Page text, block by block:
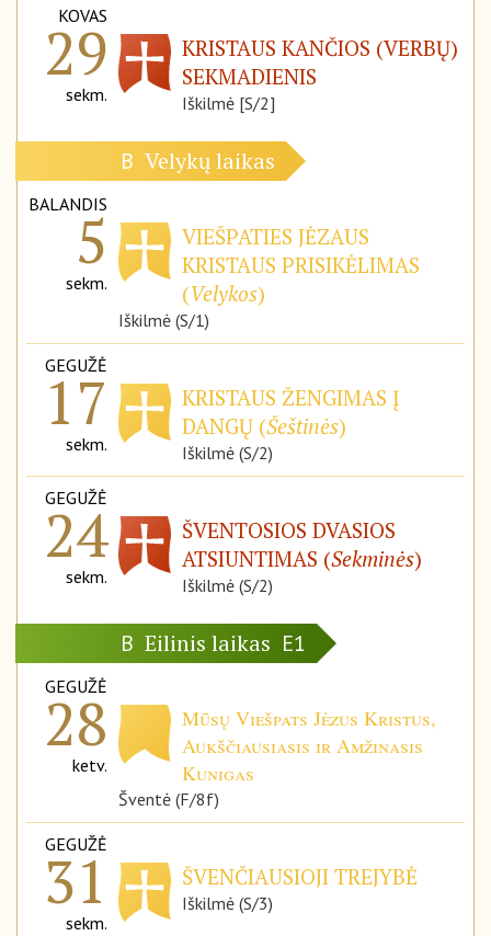
KOVAS
29
sekm.
KRISTAUS KANČIOS (VERBŲ)
SEKMADIENIS
Iškilmė [S/2]
B Velykų laikas
BALANDIS
5
sekm.
VIEŠPATIES JĖZAUS
KRISTAUS PRISIKĖLIMAS
(Velykos)
Iškilmė (S/1)
GEGUŽĖ
17
sekm.
KRISTAUS ŽENGIMAS Į
DANGŲ (Šeštinės)
Iškilmė (S/2)
GEGUŽĖ
24
sekm.
ŠVENTOSIOS DVASIOS
ATSIUNTIMAS (Sekminės)
Iškilmė (S/2)
B Eilinis laikas E1
GEGUŽĖ
28
ketv.
Mūsų Viešpats Jėzus Kristus,
Aukščiausiasis ir Amžinasis
Kunigas
Šventė (F/8f)
GEGUŽĖ
31
sekm.
ŠVENČIAUSIOJI TREJYBĖ
Iškilmė (S/3)